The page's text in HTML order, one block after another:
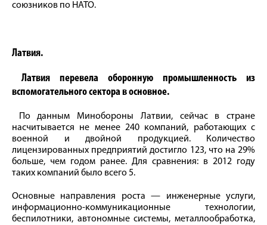
союзников по НАТО.
Латвия.
Латвия перевела оборонную промышленность из
вспомогательного сектора в основное.
По данным Минобороны Латвии, сейчас в стране
насчитывается не менее 240 компаний, работающих с
военной и двойной продукцией. Количество
лицензированных предприятий достигло 123, что на 29%
больше, чем годом ранее. Для сравнения: в 2012 году
таких компаний было всего 5.
Основные направления роста — инженерные услуги,
информационно-коммуникационные технологии,
беспилотники, автономные системы, металлообработка,